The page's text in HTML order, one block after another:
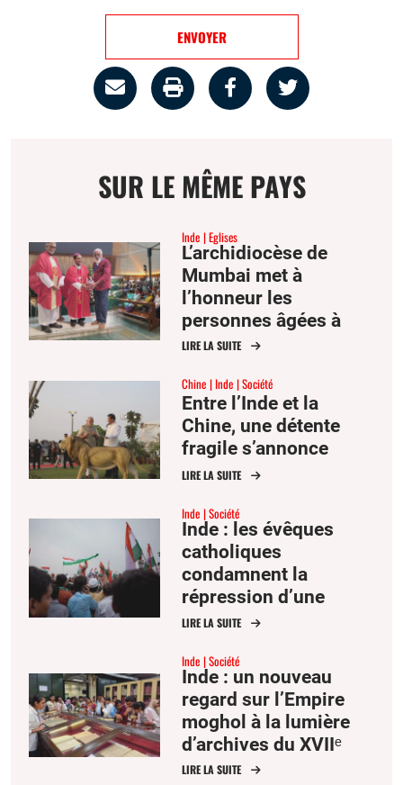
ENVOYER
Partage
par
ImprimerPartager
sur
Partager
SUR LE MÊME PAYS
Inde Eglises
L’archidiocèse de
Mumbai met à
l’honneur les
personnes âgées à
l’occasion de la fête
Anne
LIRE LA SUITE
Chine Inde Société
Entre l’Inde et la
Chine, une détente
fragile s’annonce
LIRE LA SUITE
Inde Société
Inde : les évêques
catholiques
condamnent la
répression d’une
manifestation
LIRE LA SUITE
Inde Société
Inde : un nouveau
regard sur l’Empire
moghol à la lumière
d’archives du XVIIᵉ
siècle
LIRE LA SUITE